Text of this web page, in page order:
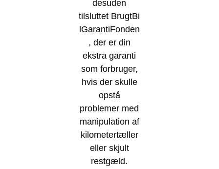
desuden
tilsluttet BrugtBi
lGarantiFonden
, der er din
ekstra garanti
som forbruger,
hvis der skulle
opstå
problemer med
manipulation af
kilometertæller
eller skjult
restgæld.